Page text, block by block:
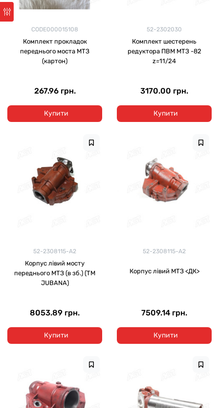
CODE000015108
Комплект прокладок
переднього моста МТЗ
(картон)
267.96 грн.
Купити
52-2302030
Комплект шестерень
редуктора ПВМ МТЗ -82
z=11/24
3170.00 грн.
Купити
52-2308115-А2
Корпуc лівий мосту
переднього МТЗ (в зб.) (ТМ
JUBANA)
8053.89 грн.
Купити
52-2308115-А2
Корпус лівий МТЗ <ДК>
7509.14 грн.
Купити